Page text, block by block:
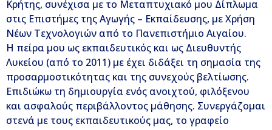
Κρήτης, συνέχισα με το Μεταπτυχιακό μου Δίπλωμα
στις Επιστήμες της Αγωγής – Εκπαίδευσης, με Χρήση
Νέων Τεχνολογιών από το Πανεπιστήμιο Αιγαίου.
Η πείρα μου ως εκπαιδευτικός και ως Διευθυντής
Λυκείου (από το 2011) με έχει διδάξει τη σημασία της
προσαρμοστικότητας και της συνεχούς βελτίωσης.
Επιδιώκω τη δημιουργία ενός ανοιχτού, φιλόξενου
και ασφαλούς περιβάλλοντος μάθησης. Συνεργάζομαι
στενά με τους εκπαιδευτικούς μας, το γραφείο